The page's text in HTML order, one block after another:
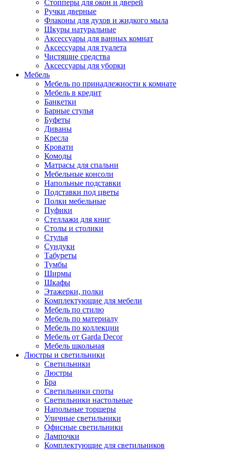
Стопперы для окон и дверей
Ручки дверные
Флаконы для духов и жидкого мыла
Шкуры натуральные
Аксессуары для ванных комнат
Аксессуары для туалета
Чистящие средства
Аксессуары для уборки
Мебель
Мебель по принадлежности к комнате
Мебель в кредит
Банкетки
Барные стулья
Буфеты
Диваны
Кресла
Кровати
Комоды
Матрасы для спальни
Мебельные консоли
Напольные подставки
Подставки под цветы
Полки мебельные
Пуфики
Стеллажи для книг
Столы и столики
Стулья
Сундуки
Табуреты
Тумбы
Ширмы
Шкафы
Этажерки, полки
Комплектующие для мебели
Мебель по стилю
Мебель по материалу
Мебель по коллекции
Мебель от Garda Decor
Мебель школьная
Люстры и светильники
Светильники
Люстры
Бра
Светильники споты
Светильники настольные
Напольные торшеры
Уличные светильники
Офисные светильники
Лампочки
Комплектующие для светильников